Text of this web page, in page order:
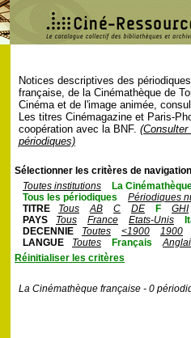
Notices descriptives des
française, de la Cinémathèque de
Cinéma et de l'image animée,
Les titres Cinémagazine et Paris-
coopération avec la BNF.
périodiques)
Sélectionner les critères de
Toutes institutions
La
Tous les périodiques
Périodiques
TITRE
Tous AB C DE F
GHI
PAYS
Tous France Etats-Unis
DECENNIE
Toutes <1900
1900
LANGUE
Toutes Français
Réinitialiser les critères
La Cinémathèque française - 0